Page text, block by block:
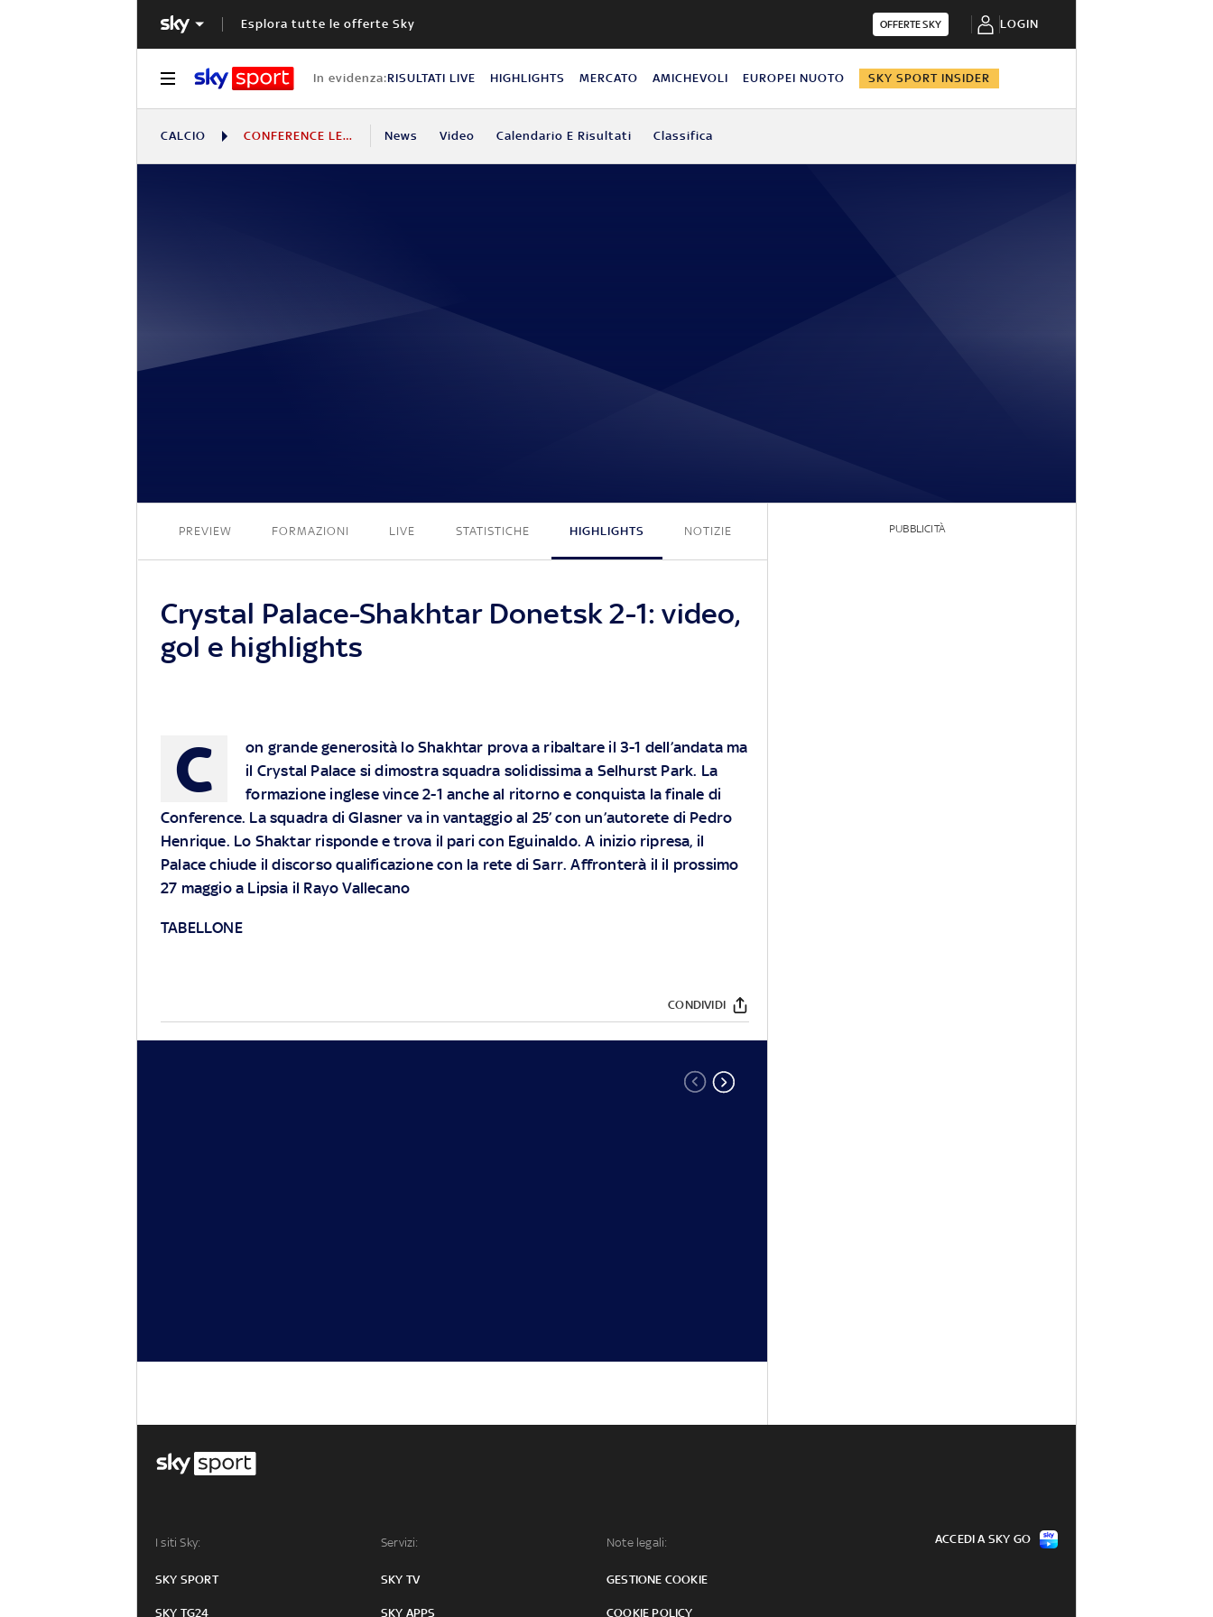
Esplora tutte le offerte Sky OFFERTE SKY LOGIN
In evidenza:RISULTATI LIVE HIGHLIGHTS MERCATO AMICHEVOLI EUROPEI NUOTO SKY SPORT INSIDER
CALCIO CONFERENCE LEAGUE News Video Calendario E Risultati Classifica
PREVIEW FORMAZIONI LIVE STATISTICHE HIGHLIGHTS NOTIZIE
Crystal Palace-Shakhtar Donetsk 2-1: video,
gol e highlights
C
on grande generosità lo Shakhtar prova a ribaltare il 3-1 dell’andata ma
il Crystal Palace si dimostra squadra solidissima a Selhurst Park. La
formazione inglese vince 2-1 anche al ritorno e conquista la finale di
Conference. La squadra di Glasner va in vantaggio al 25’ con un’autorete di Pedro
Henrique. Lo Shaktar risponde e trova il pari con Eguinaldo. A inizio ripresa, il
Palace chiude il discorso qualificazione con la rete di Sarr. Affronterà il il prossimo
27 maggio a Lipsia il Rayo Vallecano
TABELLONE
CONDIVIDI
PUBBLICITÀ
I siti Sky:
SKY SPORT
SKY TG24
Servizi:
SKY TV
SKY APPS
Note legali:
GESTIONE COOKIE
COOKIE POLICY
ACCEDI A SKY GO